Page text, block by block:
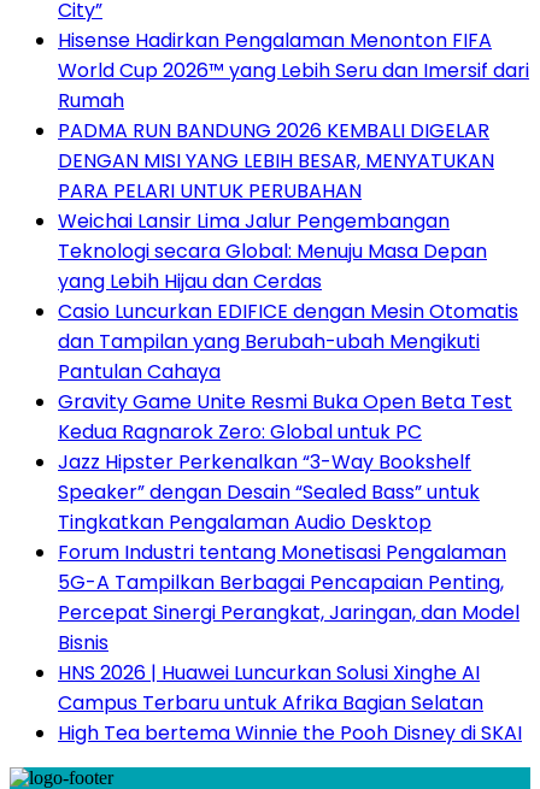
City”
Hisense Hadirkan Pengalaman Menonton FIFA
World Cup 2026™ yang Lebih Seru dan Imersif dari
Rumah
PADMA RUN BANDUNG 2026 KEMBALI DIGELAR
DENGAN MISI YANG LEBIH BESAR, MENYATUKAN
PARA PELARI UNTUK PERUBAHAN
Weichai Lansir Lima Jalur Pengembangan
Teknologi secara Global: Menuju Masa Depan
yang Lebih Hijau dan Cerdas
Casio Luncurkan EDIFICE dengan Mesin Otomatis
dan Tampilan yang Berubah-ubah Mengikuti
Pantulan Cahaya
Gravity Game Unite Resmi Buka Open Beta Test
Kedua Ragnarok Zero: Global untuk PC
Jazz Hipster Perkenalkan “3-Way Bookshelf
Speaker” dengan Desain “Sealed Bass” untuk
Tingkatkan Pengalaman Audio Desktop
Forum Industri tentang Monetisasi Pengalaman
5G-A Tampilkan Berbagai Pencapaian Penting,
Percepat Sinergi Perangkat, Jaringan, dan Model
Bisnis
HNS 2026 | Huawei Luncurkan Solusi Xinghe AI
Campus Terbaru untuk Afrika Bagian Selatan
High Tea bertema Winnie the Pooh Disney di SKAI